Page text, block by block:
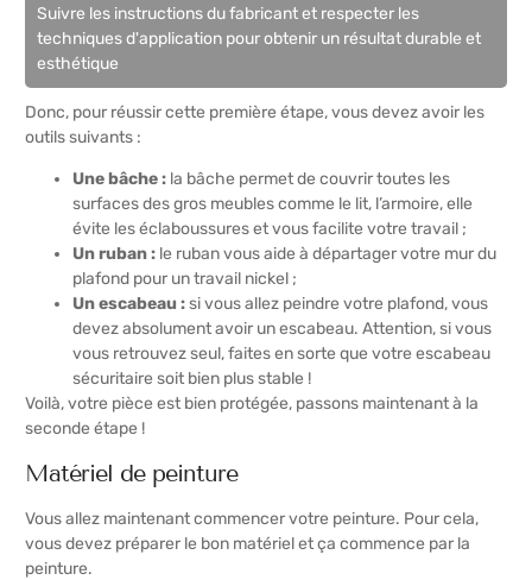
Suivre les instructions du fabricant et respecter les
techniques d'application pour obtenir un résultat durable et
esthétique
Donc, pour réussir cette première étape, vous devez avoir les
outils suivants :
Une bâche : la bâche permet de couvrir toutes les
surfaces des gros meubles comme le lit, l’armoire, elle
évite les éclaboussures et vous facilite votre travail ;
Un ruban : le ruban vous aide à départager votre mur du
plafond pour un travail nickel ;
Un escabeau :si vous allez peindre votre plafond, vous
devez absolument avoir un escabeau. Attention, si vous
vous retrouvez seul, faites en sorte que votre escabeau
sécuritaire soit bien plus stable !
Voilà, votre pièce est bien protégée, passons maintenant à la
seconde étape !
Matériel de peinture
Vous allez maintenant commencer votre peinture. Pour cela,
vous devez préparer le bon matériel et ça commence par la
peinture.